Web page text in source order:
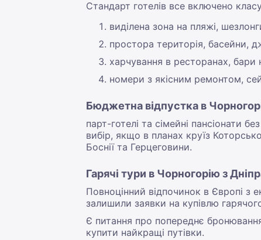
Стандарт готелів все включено
виділена зона на пляжі,
простора територія, басейни,
харчування в ресторанах, бари
номери з якісним ремонтом,
Бюджетна відпустка в
парт-готелі та сімейні пансіонати
вибір, якщо в планах круїз
Боснії та Герцеговини.
Гарячі тури в Чорногорію з
Повноцінний відпочинок в Європі з
залишили заявки на купівлю
Є питання про попереднє
купити найкращі путівки.